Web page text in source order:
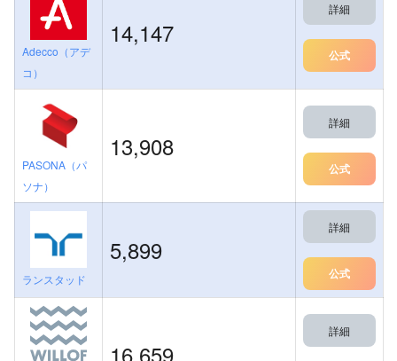
Adecco（アデ
コ）
14,147
詳細
公式
PASONA（パ
ソナ）
13,908
詳細
公式
ランスタッド
5,899
詳細
公式
16,659
詳細